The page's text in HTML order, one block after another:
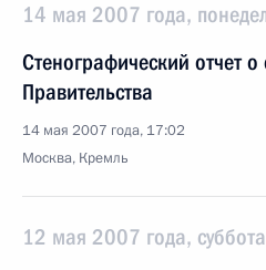
14 мая 2007 года,
Стенографический отчет
Правительства
14 мая 2007 года, 17:02
Москва, Кремль
12 мая 2007 года, суббота